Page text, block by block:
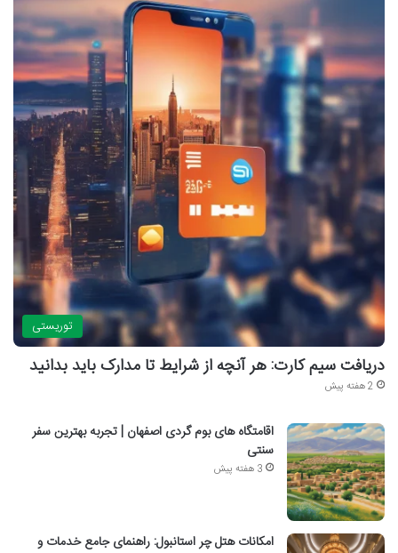
توریستی
دریافت سیم کارت: هر آنچه از شرایط تا مدارک باید بدانید
2 هفته پیش
اقامتگاه های بوم گردی اصفهان | تجربه بهترین سفر
سنتی
3 هفته پیش
امکانات هتل چر استانبول: راهنمای جامع خدمات و